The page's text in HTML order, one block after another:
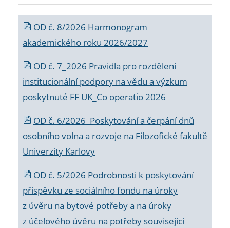
OD č. 8/2026 Harmonogram
akademického roku 2026/2027
OD č. 7_2026 Pravidla pro rozdělení
institucionální podpory na vědu a výzkum
poskytnuté FF UK_Co operatio 2026
OD č. 6/2026 Poskytování a čerpání dnů
osobního volna a rozvoje na Filozofické fakultě
Univerzity Karlovy
OD č. 5/2026 Podrobnosti k poskytování
příspěvku ze sociálního fondu na úroky
z úvěru na bytové potřeby a na úroky
z účelového úvěru na potřeby související